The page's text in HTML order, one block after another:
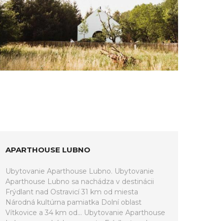
APARTHOUSE LUBNO
Ubytovanie Aparthouse Lubno. Ubytovanie
Aparthouse Lubno sa nachádza v destinácii
Frýdlant nad Ostravicí 31 km od miesta
Národná kultúrna pamiatka Dolní oblast
Vítkovice a 34 km od... Ubytovanie Aparthouse